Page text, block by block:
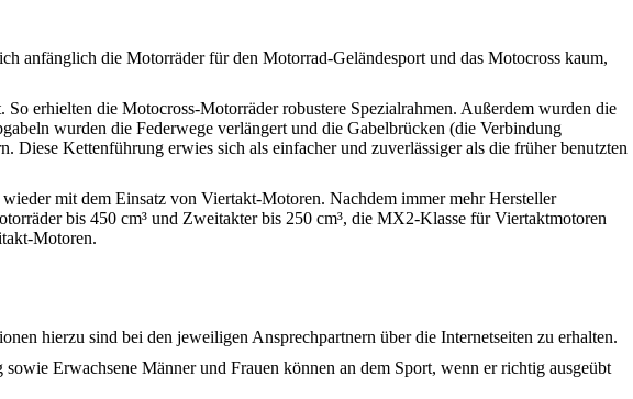
anfänglich die Motorräder für den Motorrad-Geländesport und das Motocross kaum,
erhielten die Motocross-Motorräder robustere Spezialrahmen. Außerdem wurden die
wurden die Federwege verlängert und die Gabelbrücken (die Verbindung
Kettenführung erwies sich als einfacher und zuverlässiger als die früher benutzten
mit dem Einsatz von Viertakt-Motoren. Nachdem immer mehr Hersteller
bis 450 cm³ und Zweitakter bis 250 cm³, die MX2-Klasse für Viertaktmotoren
Motoren.
hierzu sind bei den jeweiligen Ansprechpartnern über die Internetseiten zu erhalten.
Erwachsene Männer und Frauen können an dem Sport, wenn er richtig ausgeübt